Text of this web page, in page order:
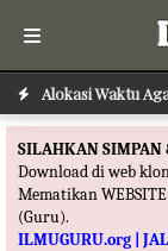
Alokasi
Alokasi Waktu
SILAHKAN
Download di web
Mematikan
(Guru).
ILMUGURU.org |